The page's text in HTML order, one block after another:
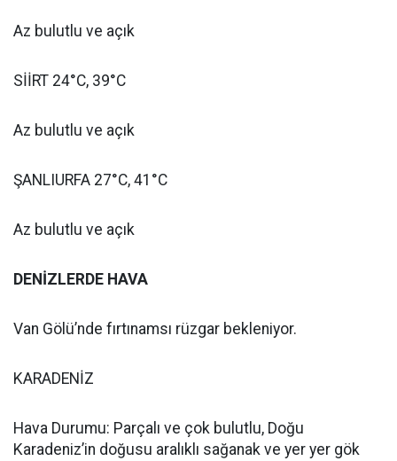
Az bulutlu ve açık
SİİRT 24°C, 39°C
Az bulutlu ve açık
ŞANLIURFA 27°C, 41°C
Az bulutlu ve açık
DENİZLERDE HAVA
Van Gölü’nde fırtınamsı rüzgar bekleniyor.
KARADENİZ
Hava Durumu: Parçalı ve çok bulutlu, Doğu
Karadeniz’in doğusu aralıklı sağanak ve yer yer gök